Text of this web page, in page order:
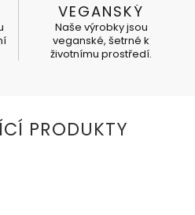
VEGANSKÝ
Naše výrobky jsou
veganské, šetrné k
životnímu prostředí.
PRODUKTY